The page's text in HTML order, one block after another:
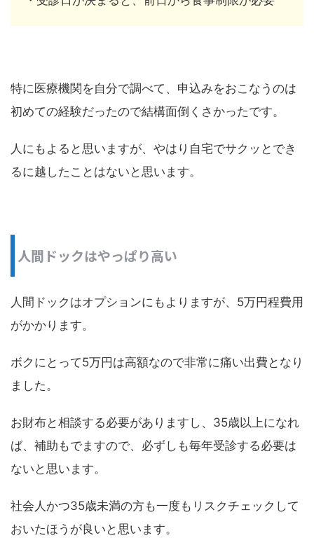
特に医療機関を自分で調べて、申込みをおこなうのは
初めての経験だったので結構面倒くさかったです。
人にもよると思いますが、やはり自宅でサクッとでき
るに越したことはないと思います。
人間ドックはやっぱり高い
人間ドックはオプションにもよりますが、5万円程費用
がかかります。
ボクにとって5万円は高額なので非常に痛い出費となり
ました。
お財布と相談する必要がありますし、35歳以上になれ
ば、補助もでますので、必ずしも毎年受診する必要は
ないと思います。
社会人かつ35歳未満の方も一度もリスクチェックして
おいたほうが良いと思います。